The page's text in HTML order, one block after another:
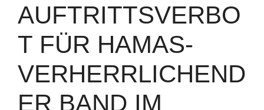
AUFTRITTSVERBO
T FÜR HAMAS-
VERHERRLICHEND
ER BAND IM